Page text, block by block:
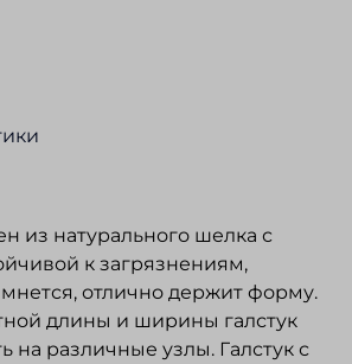
из натурального шелка с
к загрязнениям,
отлично держит форму.
длины и ширины галстук
на различные узлы. Галстук с